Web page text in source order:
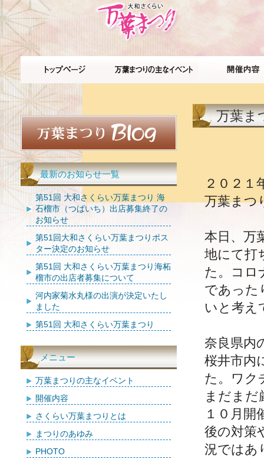
万葉ま
２０２１
万葉まつ
本日、万
地にて打
た。コロ
であった
いと考え
奈良県内
桜井市内
た。ワク
まだまだ
１０月開
後の対策
況ではあ
最新のお知らせ一覧
第51回 大和さくらい万葉まつり 海
石榴市（つばいち）出店募集終了の
お知らせ
第51回大和さくらい万葉まつりポス
ター決定のお知らせ
第51回 大和さくらい万葉まつり海柘
榴市の出店者募集について
河内家菊水丸様の出演が決定いたし
ました
第51回 大和さくらい万葉まつり
メニュー
万葉まつりの主なイベント
開催内容
さくらい万葉まつりとは
まつりのあゆみ
PHOTO